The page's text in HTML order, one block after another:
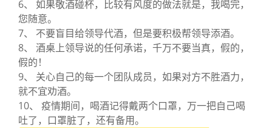
6、 如果敬酒碰杯，比较有风度的做法就是，我喝完，
您随意。
7、 不要盲目给领导代酒，但是要积极帮领导添酒。
8、 酒桌上领导说的任何承诺，千万不要当真，假的，
假的！
9、 关心自己的每一个团队成员，如果对方不胜酒力，
就不宜劝酒。
10、 疫情期间，喝酒记得戴两个口罩，万一把自己喝
吐了，口罩脏了，还有备用。